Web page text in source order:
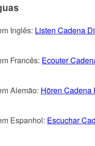
Inglês: Listen Cadena
Francês: Ecouter
Alemão: Hören Cadena
Espanhol: Escuchar